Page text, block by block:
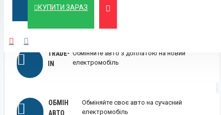
КУПИТИ ЗАРАЗ
ЛІЗИНГ Вигідний лізинг для бізнесу та фізичних осіб
TRADE-
IN
Обміняйте авто з доплатою на новий
електромобіль
ОБМІН
АВТО
Обміняйте своє авто на сучасний
електромобіль